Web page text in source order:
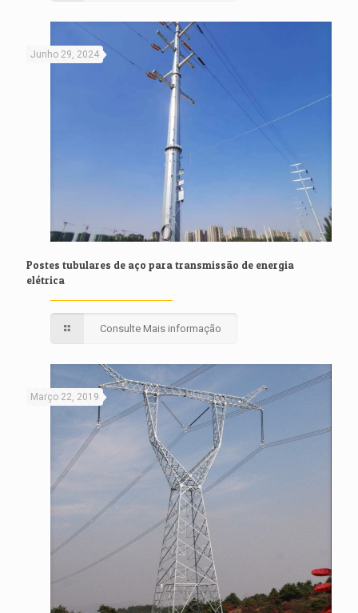
Junho 29, 2024
Postes tubulares de aço para transmissão de energia
elétrica
Consulte Mais informação
Março 22, 2019